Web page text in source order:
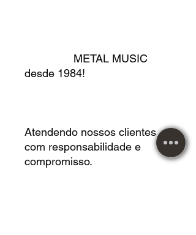
METAL MUSIC
desde 1984!
Atendendo nossos clientes
com responsabilidade e
compromisso.